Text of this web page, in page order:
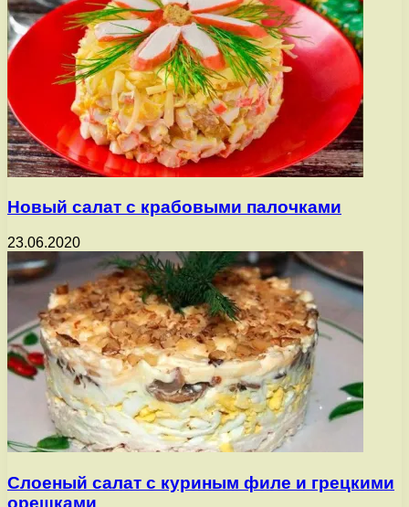
Новый салат с крабовыми палочками
23.06.2020
Слоеный салат с куриным филе и грецкими
орешками